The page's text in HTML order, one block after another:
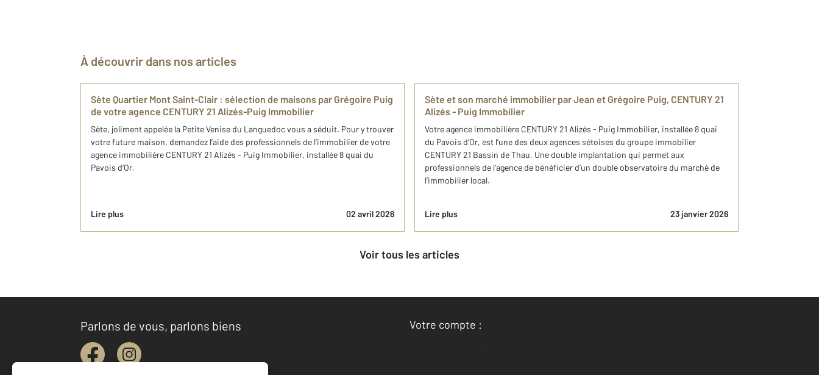
À découvrir dans nos articles
Sète Quartier Mont Saint-Clair : sélection de maisons par Grégoire Puig
de votre agence CENTURY 21 Alizés-Puig Immobilier
Sète, joliment appelée la Petite Venise du Languedoc vous a séduit. Pour y trouver
votre future maison, demandez l’aide des professionnels de l’immobilier de votre
agence immobilière CENTURY 21 Alizés - Puig Immobilier, installée 8 quai du
Pavois d’Or.
Lire plus 02 avril 2026
Sète et son marché immobilier par Jean et Grégoire Puig, CENTURY 21
Alizés - Puig Immobilier
Votre agence immobilière CENTURY 21 Alizés - Puig Immobilier, installée 8 quai
du Pavois d’Or, est l’une des deux agences sétoises du groupe immobilier
CENTURY 21 Bassin de Thau. Une double implantation qui permet aux
professionnels de l’agence de bénéficier d’un double observatoire du marché de
l’immobilier local.
Lire plus 23 janvier 2026
Voir tous les articles
Parlons de vous, parlons biens
Votre compte :
Accéder à mon compte